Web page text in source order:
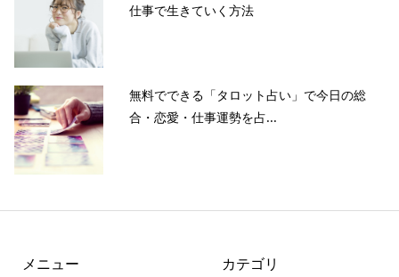
仕事で生きていく方法
無料でできる「タロット占い」で今日の総
合・恋愛・仕事運勢を占...
メニュー カテゴリ